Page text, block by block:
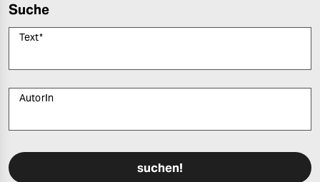
politik
gesellschaft
sport
Suche
Text*
AutorIn